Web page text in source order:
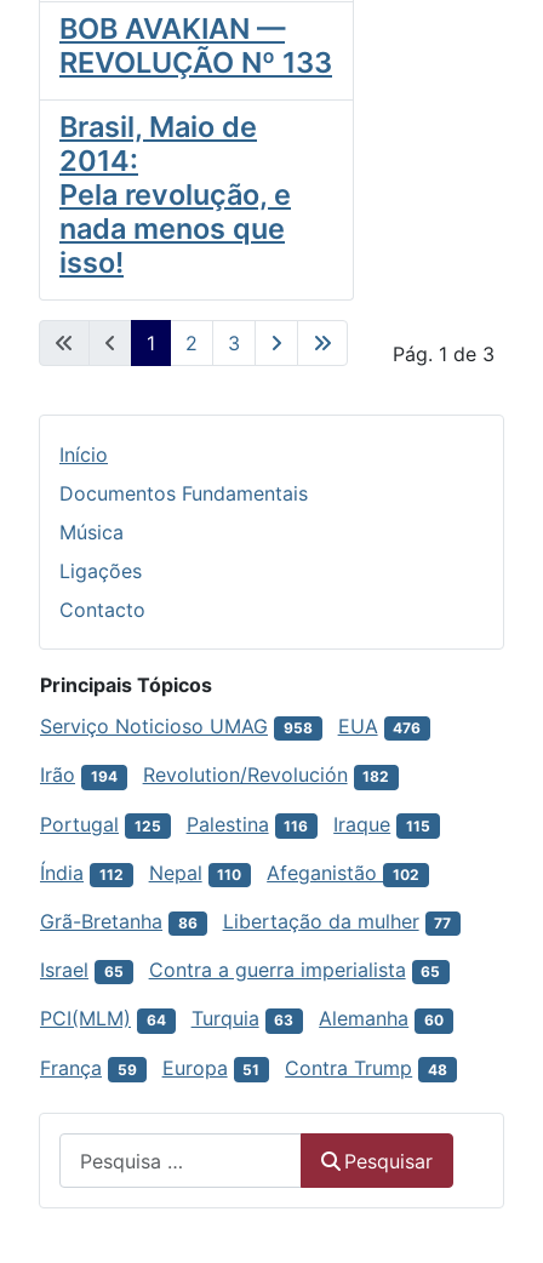
BOB AVAKIAN —
REVOLUÇÃO Nº 133
Brasil, Maio de
2014:
Pela revolução, e
nada menos que
isso!
Pág. 1 de 3
1 2 3
Início
Documentos Fundamentais
Música
Ligações
Contacto
Principais Tópicos
Serviço Noticioso UMAG
958 EUA 476
Irão 194 Revolution/Revolución 182
Portugal 125 Palestina 116 Iraque 115
Índia 112 Nepal 110 Afeganistão 102
Grã-Bretanha 86 Libertação da mulher 77
Israel 65 Contra a guerra imperialista 65
PCI(MLM) 64 Turquia 63 Alemanha 60
França 59 Europa 51 Contra Trump 48
Pesquisar